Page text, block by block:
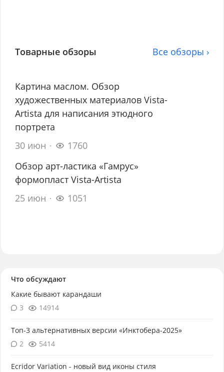
Товарные обзоры Все обзоры ›
Картина маслом. Обзор
художественных материалов Vista-
Artista для написания этюдного
портрета
30 июн
1760
Обзор арт-ластика «Гамрус»
формопласт Vista-Artista
25 июн
1051
Что обсуждают
Какие бывают карандаши
3
14914
Топ-3 альтернативных версии «Инктобера-2025»
2
5414
Ecridor Variation - новый вид иконы стиля